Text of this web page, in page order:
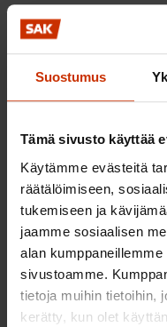
Suostumus
Tämä sivusto käyttää
Käytämme evästeitä
räätälöimiseen,
tukemiseen ja
jaamme sosiaalisen
alan
sivustoamme.
tietoja muihin tietoihin,
kerätty, kun olet
koskevat
ristiriitaiset.
esitetty
tulee arvioida
sijoitustoiminnan
turvattava.
Hallinto ja